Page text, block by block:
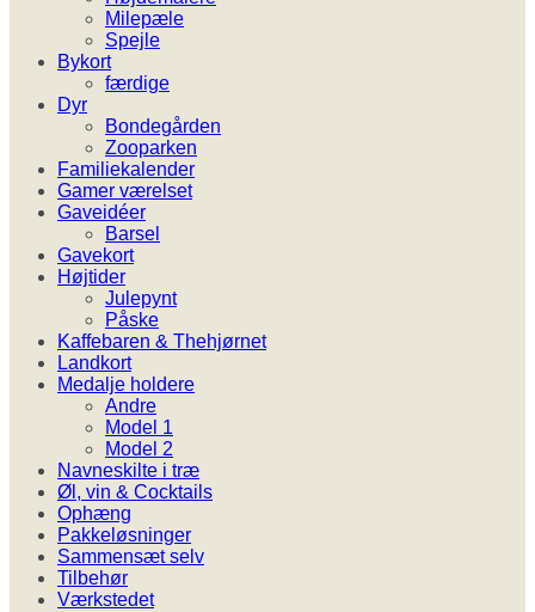
Milepæle
Spejle
Bykort
færdige
Dyr
Bondegården
Zooparken
Familiekalender
Gamer værelset
Gaveidéer
Barsel
Gavekort
Højtider
Julepynt
Påske
Kaffebaren & Thehjørnet
Landkort
Medalje holdere
Andre
Model 1
Model 2
Navneskilte i træ
Øl, vin & Cocktails
Ophæng
Pakkeløsninger
Sammensæt selv
Tilbehør
Værkstedet